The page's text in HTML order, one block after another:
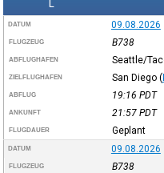
DATUM 09.08.2026
FLUGZEUG B738
ABFLUGHAFEN Seattle/
ZIELFLUGHAFEN San Diego (
ABFLUG 19:16 PDT
ANKUNFT 21:57 PDT
FLUGDAUER Geplant
DATUM 09.08.2026
FLUGZEUG B738